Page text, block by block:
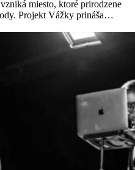
miesto, ktoré prirodzene
Projekt Vážky prináša…